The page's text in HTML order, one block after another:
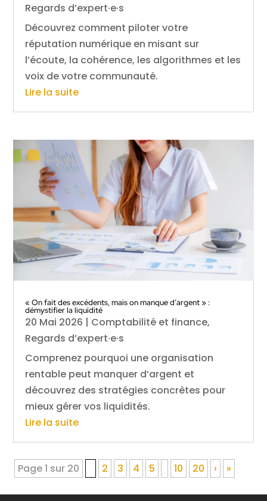
Regards d’expert·e·s
Découvrez comment piloter votre
réputation numérique en misant sur
l’écoute, la cohérence, les algorithmes et les
voix de votre communauté.
Lire la suite
« On fait des excédents, mais on manque d’argent » :
démystifier la liquidité
20 Mai 2026 | Comptabilité et finance,
Regards d’expert·e·s
Comprenez pourquoi une organisation
rentable peut manquer d’argent et
découvrez des stratégies concrètes pour
mieux gérer vos liquidités.
Lire la suite
Page 1 sur 20 2 3 4 5 10 20 › »